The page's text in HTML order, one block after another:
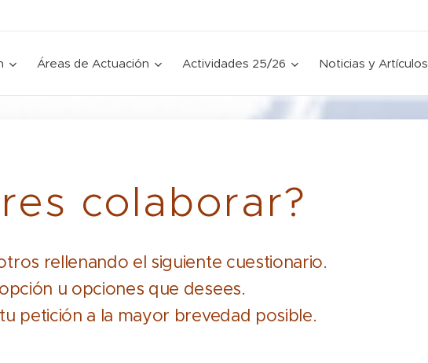
Áreas de Actuación Actividades 25/26 Noticias y Artículos
colaborar?
rellenando el siguiente cuestionario.
u opciones que desees.
petición a la mayor brevedad posible.